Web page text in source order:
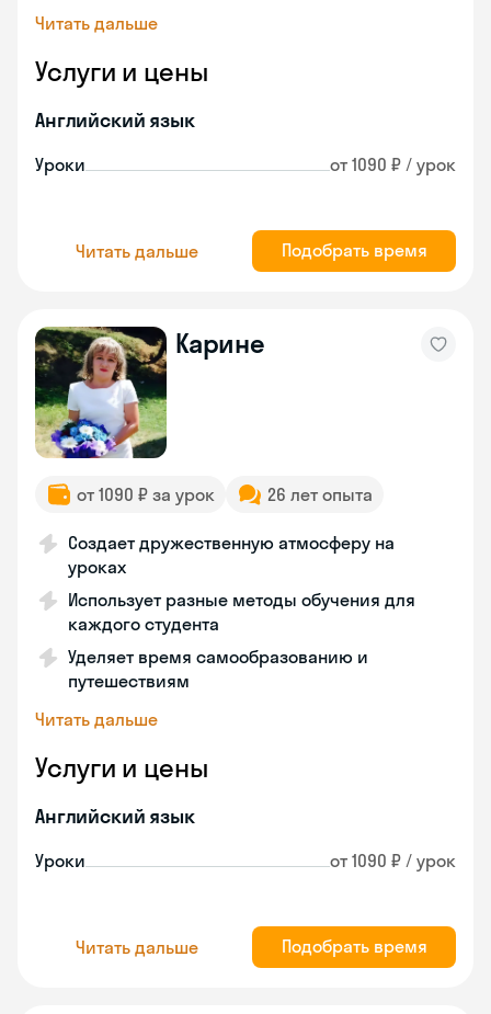
Читать дальше
Услуги и цены
Английский язык
Уроки от 1090 ₽ / урок
Читать дальше Подобрать время
Карине
от 1090 ₽ за урок 26 лет опыта
Создает дружественную атмосферу на
уроках
Использует разные методы обучения для
каждого студента
Уделяет время самообразованию и
путешествиям
Читать дальше
Услуги и цены
Английский язык
Уроки от 1090 ₽ / урок
Читать дальше Подобрать время